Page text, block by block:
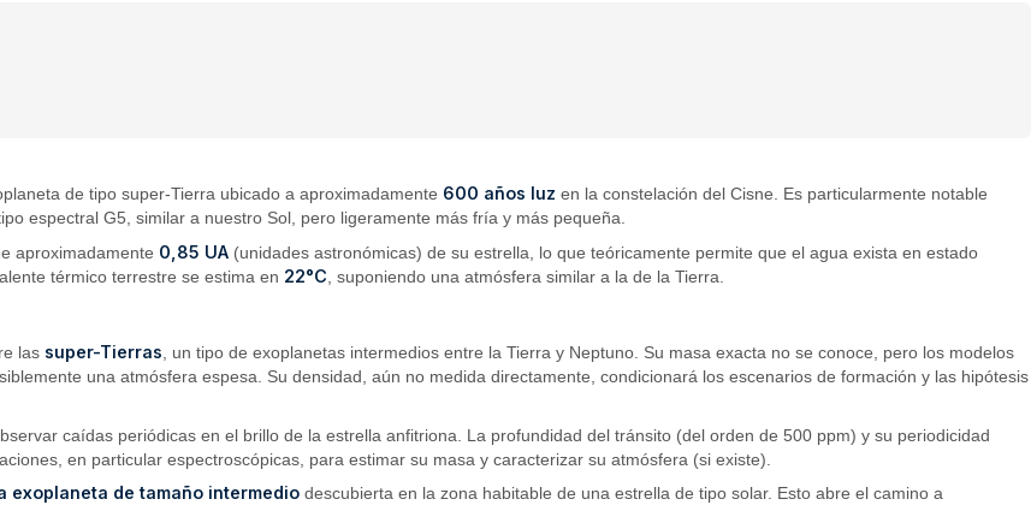
de tipo super-Tierra ubicado a aproximadamente 600 años luz en la constelación del Cisne. Es particularmente notable
espectral G5, similar a nuestro Sol, pero ligeramente más fría y más pequeña.
aproximadamente 0,85 UA (unidades astronómicas) de su estrella, lo que teóricamente permite que el agua exista en estado
térmico terrestre se estima en 22°C , suponiendo una atmósfera similar a la de la Tierra.
las super-Tierras, un tipo de exoplanetas intermedios entre la Tierra y Neptuno. Su masa exacta no se conoce, pero los modelos
una atmósfera espesa. Su densidad, aún no medida directamente, condicionará los escenarios de formación y las hipótesis
caídas periódicas en el brillo de la estrella anfitriona. La profundidad del tránsito (del orden de 500 ppm) y su periodicidad
en particular espectroscópicas, para estimar su masa y caracterizar su atmósfera (si existe).
exoplaneta de tamaño intermedio descubierta en la zona habitable de una estrella de tipo solar. Esto abre el camino a